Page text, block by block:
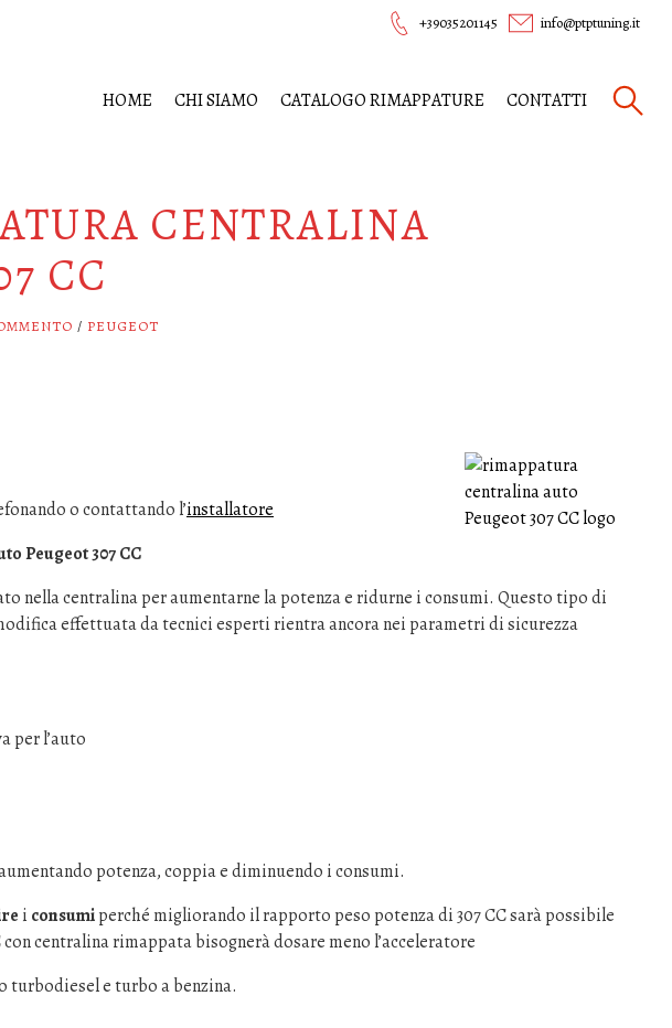
+39035201145 info@ptptuning.it
HOME CHI SIAMO CATALOGO RIMAPPATURE CONTATTI
CENTRALINA
CC
/ PEUGEOT
o contattando l’installatore
Peugeot 307 CC
nella centralina per aumentarne la potenza e ridurne i consumi. Questo tipo di
effettuata da tecnici esperti rientra ancora nei parametri di sicurezza
per l’auto
potenza, coppia e diminuendo i consumi.
i consumiperché migliorando il rapporto peso potenza di 307 CC sarà possibile
centralina rimappata bisognerà dosare meno l’acceleratore
turbodiesel e turbo a benzina.